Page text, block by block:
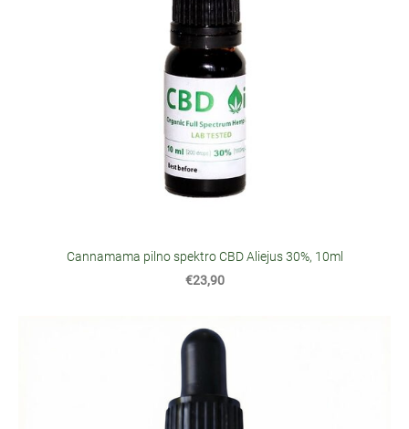
Cannamama pilno spektro CBD Aliejus 30%, 10ml
€23,90